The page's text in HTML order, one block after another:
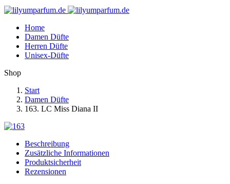
Home
Damen Düfte
Herren Düfte
Unisex-Düfte
Shop
Start
Damen Düfte
163. LC Miss Diana II
Beschreibung
Zusätzliche Informationen
Produktsicherheit
Rezensionen